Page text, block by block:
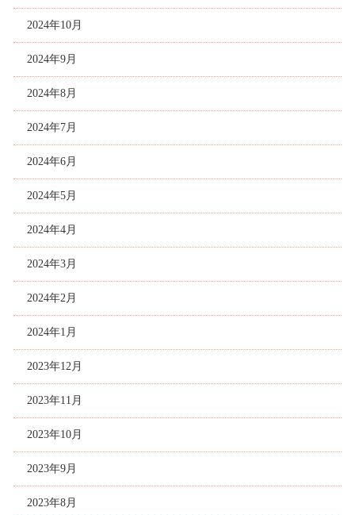
2024年10月
2024年9月
2024年8月
2024年7月
2024年6月
2024年5月
2024年4月
2024年3月
2024年2月
2024年1月
2023年12月
2023年11月
2023年10月
2023年9月
2023年8月